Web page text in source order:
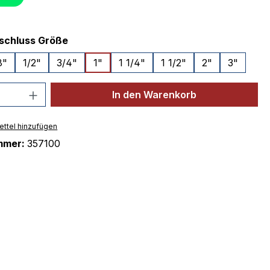
Größeauswählen
1/2" 3/4" 1" 1 1/4" 1 1/2" 2" 3"
Anzahl: Gib den gewünschten Wert
In den Warenkorb
hinzufügen
357100